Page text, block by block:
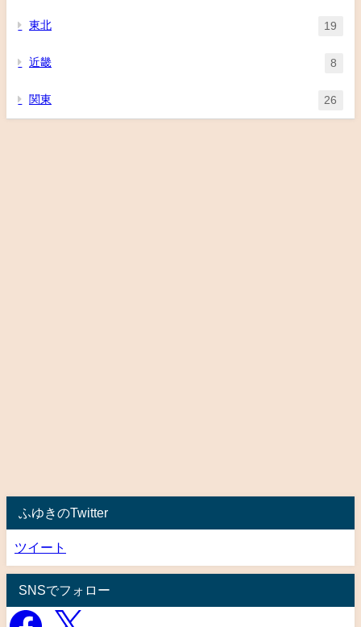
東北 19
近畿 8
関東 26
ふゆきのTwitter
ツイート
SNSでフォロー